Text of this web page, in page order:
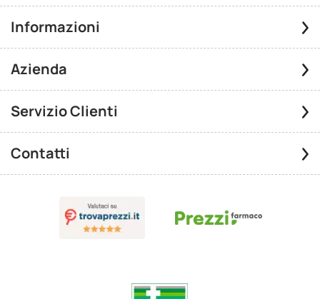
Informazioni
Azienda
Servizio Clienti
Contatti